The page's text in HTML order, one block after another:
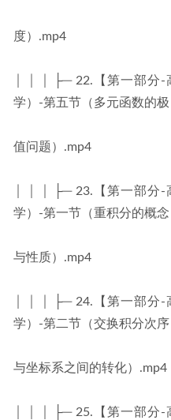
度）.mp4
│ │ │ ├─ 22.【第一部分-
学）-第五节（多元函数的极
值问题）.mp4
│ │ │ ├─ 23.【第一部分-
学）-第一节（重积分的概念
与性质）.mp4
│ │ │ ├─ 24.【第一部分-
学）-第二节（交换积分次序
与坐标系之间的转化）.mp4
│ │ │ ├─ 25.【第一部分-